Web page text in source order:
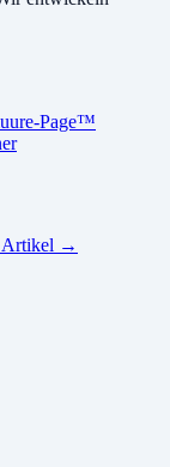
Page™
→